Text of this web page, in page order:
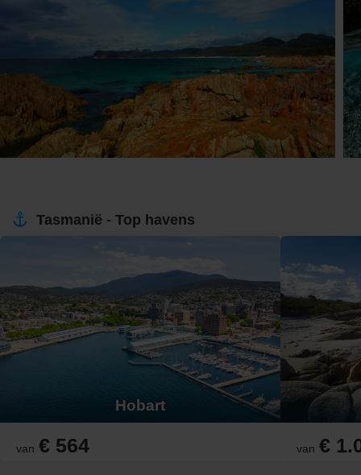
Tasmanië - Top havens
Hobart
van € 564 van €